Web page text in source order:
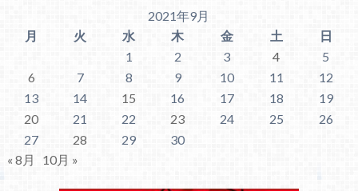
2021年9月
月
火 水 木 金 土
日
1
2 3 4
5
6
7 8 9 10 11
12
13
14 15 16 17 18
19
20
21 22 23 24 25
26
27
28 29
30
« 8月
10月 »